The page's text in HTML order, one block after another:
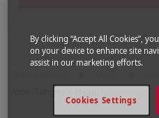
By clicking “Accept All Cookies”,
on your device to enhance site
assist in our marketing efforts.
Cookies Settings